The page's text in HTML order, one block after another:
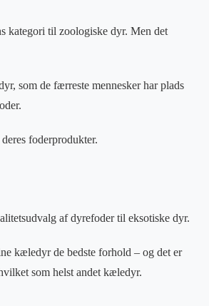
kategori til zoologiske dyr. Men det
som de færreste mennesker har plads
foderprodukter.
af dyrefoder til eksotiske dyr.
kæledyr de bedste forhold – og det er
som helst andet kæledyr.